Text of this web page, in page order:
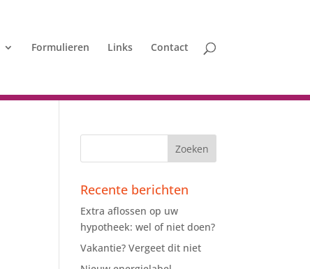
Formulieren Links Contact
Recente berichten
Extra aflossen op uw
hypotheek: wel of niet doen?
Vakantie? Vergeet dit niet